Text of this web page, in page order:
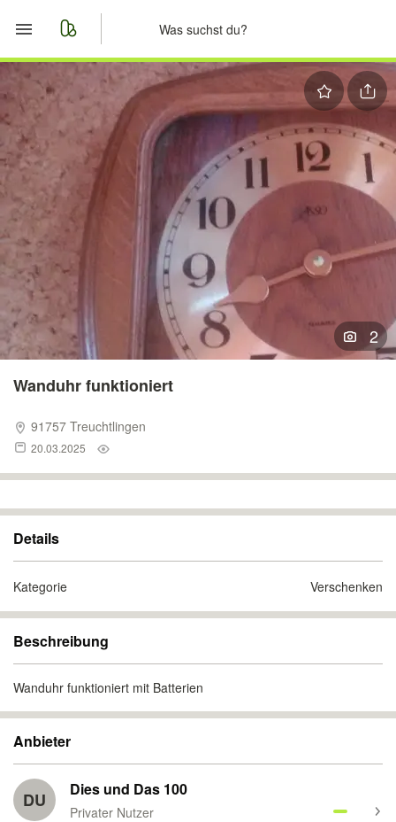
Start
Merkliste
Nachrichten
Anzeige aufgeben
2
Wanduhr funktioniert
91757 Treuchtlingen
20.03.2025
Details
Kategorie Verschenken
Beschreibung
Wanduhr funktioniert mit Batterien
Anbieter
DU Dies und Das 100
Privater Nutzer